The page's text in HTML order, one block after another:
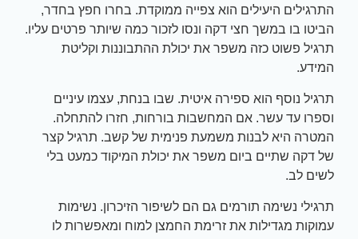
התרגילים היעילים הוא צפייה ממוקדת. בחרו חפץ בחדר,
הביטו בו במשך חצי דקה ונסו לזכור כמה שיותר פרטים עליו.
תרגיל פשוט כזה משפר את יכולת ההתבוננות וקליטת
המידע.
תרגיל נוסף הוא ספירה איטית. שבו בנחת, עצמו עיניים
וספרו עד עשר. אם המחשבות בורחות, חזרו להתחלה.
המטרה היא לבנות משמעת פנימית של קשב. תרגיל קצר
של דקה שתיים ביום משפר את יכולת המיקוד כמעט בלי
לשים לב.
תרגילי נשימה תורמים גם הם לשיפור הזיכרון. נשימות
עמוקות מגדילות את זרימת החמצן למוח ומאפשרות לו